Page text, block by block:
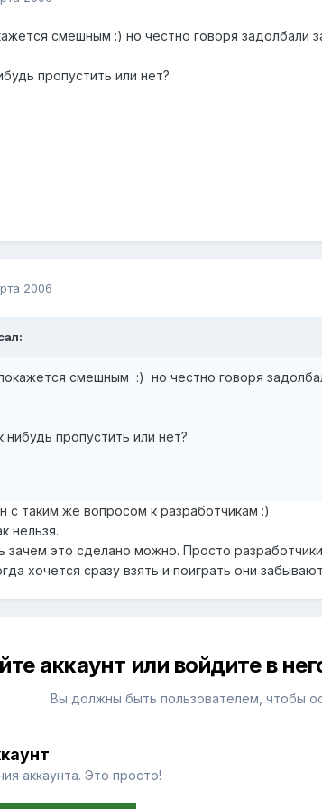
смешным :) но честно говоря задолбали
пропустить или нет?
2006
смешным :) но честно говоря
пропустить или нет?
с таким же вопросом к разработчикам :)
нельзя.
зачем это сделано можно. Просто
хочется сразу взять и поиграть они
аккаунт или войдите в
Вы должны быть пользователем, чтобы
аккаунта. Это просто!